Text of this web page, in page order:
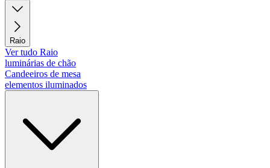
Raio
Ver tudo Raio
luminárias de chão
Candeeiros de mesa
elementos iluminados